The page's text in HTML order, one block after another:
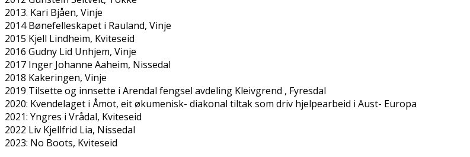
2013. Kari Bjåen, Vinje
2014 Bønefelleskapet i Rauland, Vinje
2015 Kjell Lindheim, Kviteseid
2016 Gudny Lid Unhjem, Vinje
2017 Inger Johanne Aaheim, Nissedal
2018 Kakeringen, Vinje
2019 Tilsette og innsette i Arendal fengsel avdeling Kleivgrend , Fyresdal
2020: Kvendelaget i Åmot, eit økumenisk- diakonal tiltak som driv hjelpearbeid i Aust- Europa
2021: Yngres i Vrådal, Kviteseid
2022 Liv Kjellfrid Lia, Nissedal
2023: No Boots, Kviteseid